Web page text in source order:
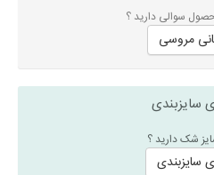
سوالی دارید ؟
مروسی
سایزبندی
شک دارید ؟
سایزبندی